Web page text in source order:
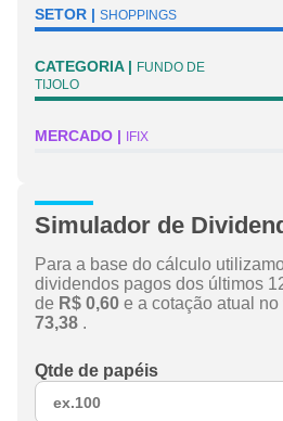
SETOR SHOPPINGS
CATEGORIA
FUNDO DE
TIJOLO
MERCADO IFIX
Simulador de
Para a base do cálculo
dividendos pagos dos últimos
de R$ 0,60 e a cotação atual no
73,38 .
Qtde de papéis